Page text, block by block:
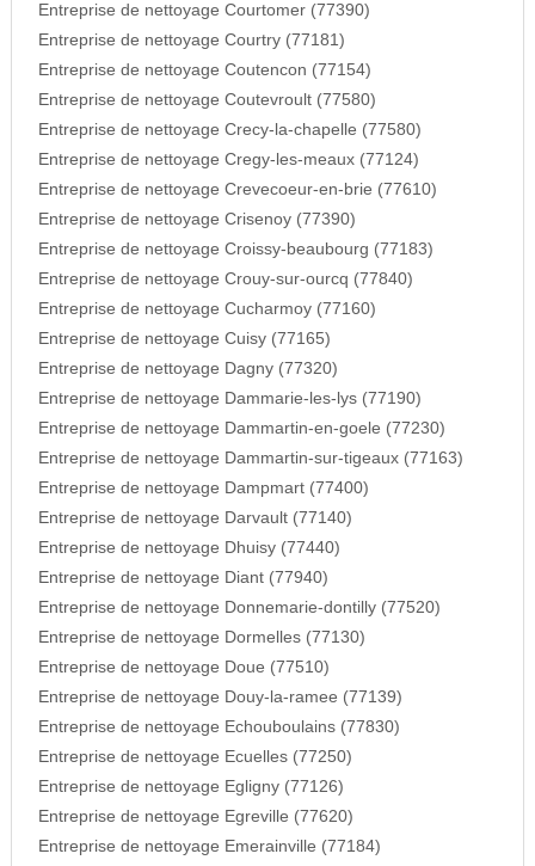
Entreprise de nettoyage Courtomer (77390)
Entreprise de nettoyage Courtry (77181)
Entreprise de nettoyage Coutencon (77154)
Entreprise de nettoyage Coutevroult (77580)
Entreprise de nettoyage Crecy-la-chapelle (77580)
Entreprise de nettoyage Cregy-les-meaux (77124)
Entreprise de nettoyage Crevecoeur-en-brie (77610)
Entreprise de nettoyage Crisenoy (77390)
Entreprise de nettoyage Croissy-beaubourg (77183)
Entreprise de nettoyage Crouy-sur-ourcq (77840)
Entreprise de nettoyage Cucharmoy (77160)
Entreprise de nettoyage Cuisy (77165)
Entreprise de nettoyage Dagny (77320)
Entreprise de nettoyage Dammarie-les-lys (77190)
Entreprise de nettoyage Dammartin-en-goele (77230)
Entreprise de nettoyage Dammartin-sur-tigeaux (77163)
Entreprise de nettoyage Dampmart (77400)
Entreprise de nettoyage Darvault (77140)
Entreprise de nettoyage Dhuisy (77440)
Entreprise de nettoyage Diant (77940)
Entreprise de nettoyage Donnemarie-dontilly (77520)
Entreprise de nettoyage Dormelles (77130)
Entreprise de nettoyage Doue (77510)
Entreprise de nettoyage Douy-la-ramee (77139)
Entreprise de nettoyage Echouboulains (77830)
Entreprise de nettoyage Ecuelles (77250)
Entreprise de nettoyage Egligny (77126)
Entreprise de nettoyage Egreville (77620)
Entreprise de nettoyage Emerainville (77184)